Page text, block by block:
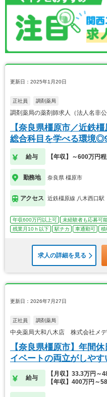
更新日：2025年1月20日
正社員 調剤薬局
調剤薬局の薬剤師求人（法人名非
【奈良県橿原市／近鉄
総合科目を学べる環境
給与 【年収】～600万円
勤務地 奈良県 橿原市
アクセス 近鉄橿原線 八木西口駅
年収600万円以上可 未経験者も応募可
残業月10ｈ以下
駅チカ 車通勤可 積
求人の詳細を見る
更新日：2026年7月27日
正社員 調剤薬局
中央薬局大和八木店 株式会社メ
【奈良県橿原市】年間
イベートの両立がしやす
給与
【月収】33.3万円～
【年収】400万円～